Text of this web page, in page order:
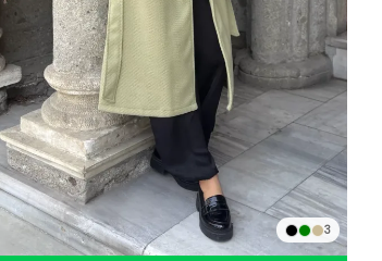
3
İndirimli Ürün
Hızlı Teslimat